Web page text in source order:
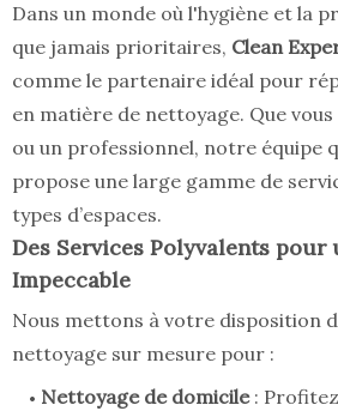
Dans un monde où l'hygiène et la
que jamais prioritaires, Clean
comme le partenaire idéal pour
en matière de nettoyage. Que
ou un professionnel, notre équipe
propose une large gamme de
types d’espaces.
Des Services Polyvalents pour
Impeccable
Nous mettons à votre disposition
nettoyage sur mesure pour :
Nettoyage de domicile: